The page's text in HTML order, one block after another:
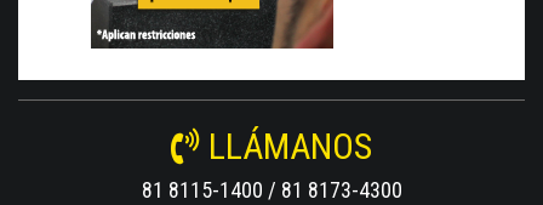
LLÁMANOS
81 8115-1400 / 81 8173-4300